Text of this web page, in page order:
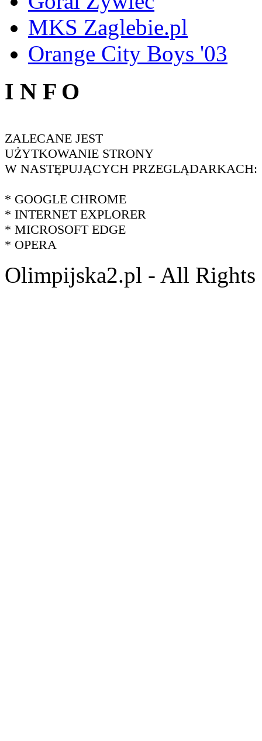
MKS Zaglebie.pl
Orange City Boys '03
I N F O
ZALECANE JEST
UŻYTKOWANIE STRONY
W NASTĘPUJĄCYCH PRZEGLĄDARKACH:
* GOOGLE CHROME
* INTERNET EXPLORER
* MICROSOFT EDGE
* OPERA
Olimpijska2.pl - All Rights